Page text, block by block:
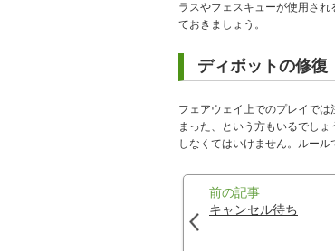
ラスやフェスキューが使用さ
ておきましょう。
ディボットの修復
フェアウェイ上でのプレイで
まった、という方もいるでし
しなくてはいけません。ルー
前の記事
キャンセル待ち